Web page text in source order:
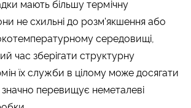
мають більшу термічну
не схильні до розм'якшення або
середовищі,
час зберігати структурну
їх служби в цілому може досягати
перевищує неметалеві